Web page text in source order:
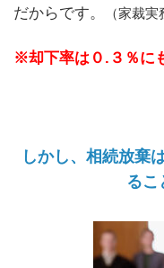
だからです。
（家裁実
※却下率は０.３％に
しかし、相続放棄
るこ